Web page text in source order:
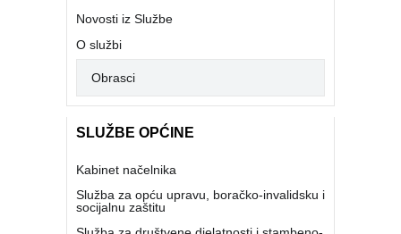
Novosti iz Službe
O službi
Obrasci
SLUŽBE OPĆINE
Kabinet načelnika
Služba za opću upravu, boračko-invalidsku i
socijalnu zaštitu